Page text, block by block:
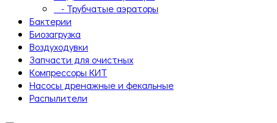
- Трубчатые аэраторы
Бактерии
Биозагрузка
Воздуходувки
Запчасти для очистных
Компрессоры КИТ
Насосы дренажные и фекальные
Распылители